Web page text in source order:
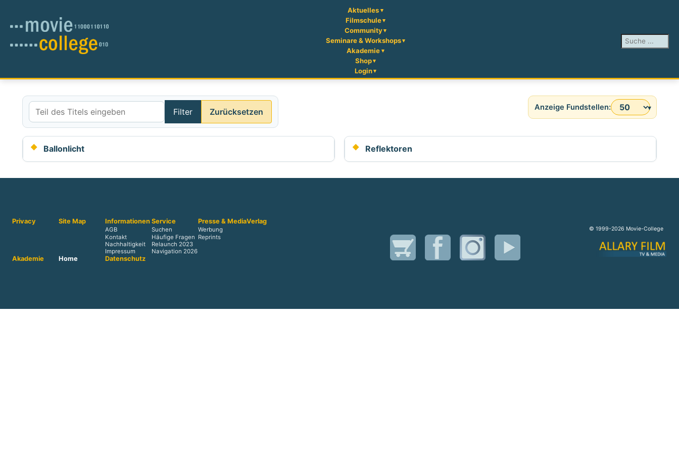
Aktuelles
Filmschule
Community
Seminare & Workshops
Akademie
Shop
Login
Suchen ...
Teil des Titels eingeben
Filter Zurücksetzen Anzeige #
Ballonlicht Reflektoren
Privacy Site Map Informationen
AGB
Kontakt
Nachhaltigkeit
Impressum
Service
Suchen
Häufige Fragen
Relaunch 2023
Navigation 2026
Presse & Media
Werbung
Reprints
Verlag
Akademie Home Datenschutz
© 1999-2026 Movie-College